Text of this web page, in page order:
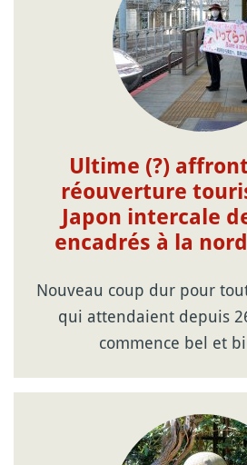
Ultime (?)
réouverture
Japon intercale
encadrés à la
Nouveau coup dur pour
qui attendaient depuis
commence bel et